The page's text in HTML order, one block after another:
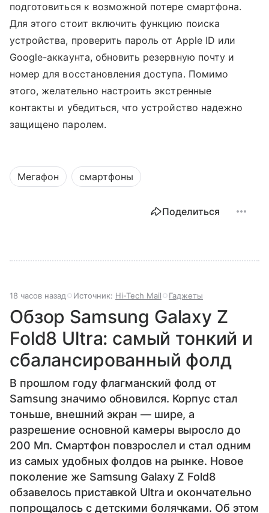
подготовиться к возможной потере смартфона.
Для этого стоит включить функцию поиска
устройства, проверить пароль от Apple ID или
Google-аккаунта, обновить резервную почту и
номер для восстановления доступа. Помимо
этого, желательно настроить экстренные
контакты и убедиться, что устройство надежно
защищено паролем.
Мегафон смартфоны
Поделиться
18 часов назад Источник: Hi-Tech Mail Гаджеты
Обзор Samsung Galaxy Z
Fold8 Ultra: самый тонкий и
сбалансированный фолд
В прошлом году флагманский фолд от
Samsung значимо обновился. Корпус стал
тоньше, внешний экран — шире, а
разрешение основной камеры выросло до
200 Мп. Смартфон повзрослел и стал одним
из самых удобных фолдов на рынке. Новое
поколение же Samsung Galaxy Z Fold8
обзавелось приставкой Ultra и окончательно
попрощалось с детскими болячками. Об этом